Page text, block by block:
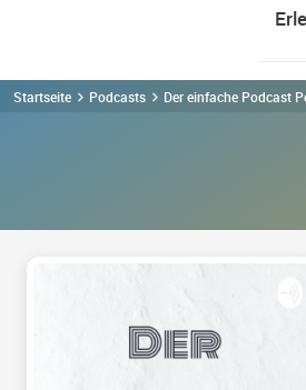
Startseite Podcasts Der einfache Podcast